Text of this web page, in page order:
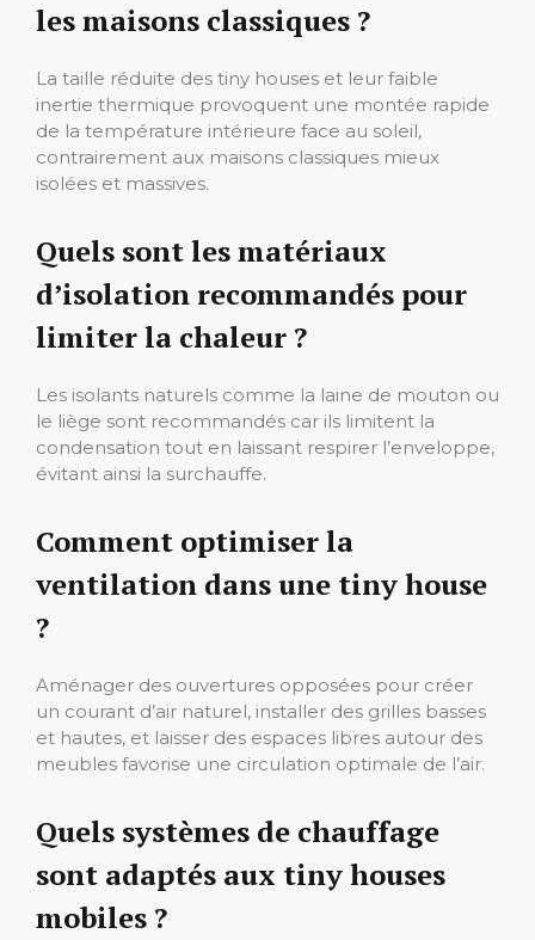
les maisons classiques ?
La taille réduite des tiny houses et leur faible
inertie thermique provoquent une montée rapide
de la température intérieure face au soleil,
contrairement aux maisons classiques mieux
isolées et massives.
Quels sont les matériaux
d’isolation recommandés pour
limiter la chaleur ?
Les isolants naturels comme la laine de mouton ou
le liège sont recommandés car ils limitent la
condensation tout en laissant respirer l’enveloppe,
évitant ainsi la surchauffe.
Comment optimiser la
ventilation dans une tiny house
?
Aménager des ouvertures opposées pour créer
un courant d’air naturel, installer des grilles basses
et hautes, et laisser des espaces libres autour des
meubles favorise une circulation optimale de l’air.
Quels systèmes de chauffage
sont adaptés aux tiny houses
mobiles ?